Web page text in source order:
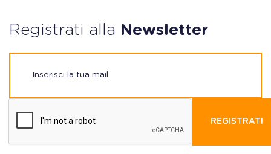
Registrati alla Newsletter
REGISTRATI